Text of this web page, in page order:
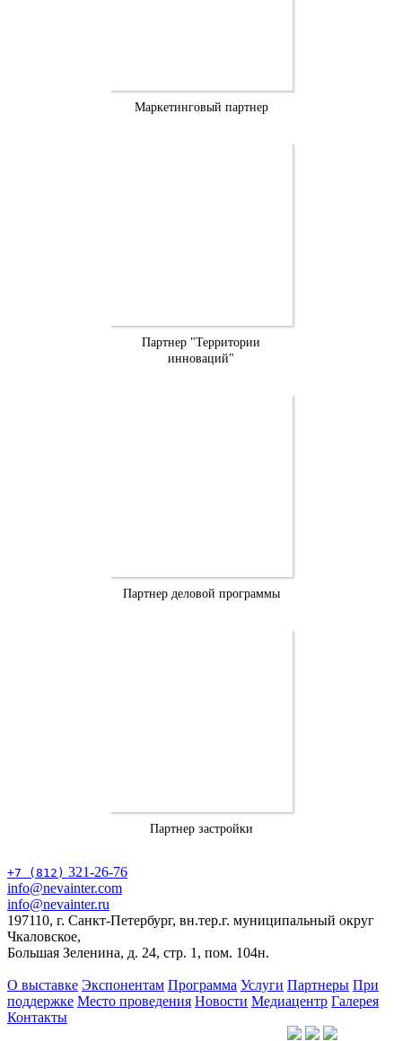
Маркетинговый партнер
Партнер "Территории
инноваций"
Партнер деловой программы
Партнер застройки
+7 (812) 321-26-76
info@nevainter.com
info@nevainter.ru
197110, г. Санкт-Петербург, вн.тер.г. муниципальный округ
Чкаловское,
Большая Зеленина, д. 24, стр. 1, пом. 104н.
О выставке Экспонентам Программа Услуги Партнеры При
поддержке Место проведения Новости Медиацентр Галерея
Контакты